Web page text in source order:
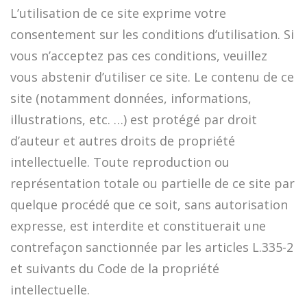
L’utilisation de ce site exprime votre
consentement sur les conditions d’utilisation. Si
vous n’acceptez pas ces conditions, veuillez
vous abstenir d’utiliser ce site. Le contenu de ce
site (notamment données, informations,
illustrations, etc. …) est protégé par droit
d’auteur et autres droits de propriété
intellectuelle. Toute reproduction ou
représentation totale ou partielle de ce site par
quelque procédé que ce soit, sans autorisation
expresse, est interdite et constituerait une
contrefaçon sanctionnée par les articles L.335-2
et suivants du Code de la propriété
intellectuelle.